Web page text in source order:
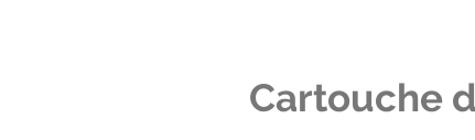
Cartouche